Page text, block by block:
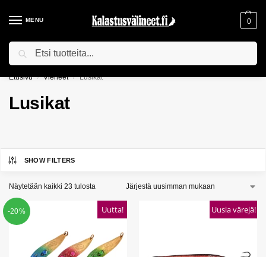
MENU 0
ILMAINEN TOIMITUS YLI 75€ TILAUKSILLE!
Etusivu / Vieheet / Lusikat
Lusikat
SHOW FILTERS
Näytetään kaikki 23 tulosta
-20% Uutta! Uusia värejä!